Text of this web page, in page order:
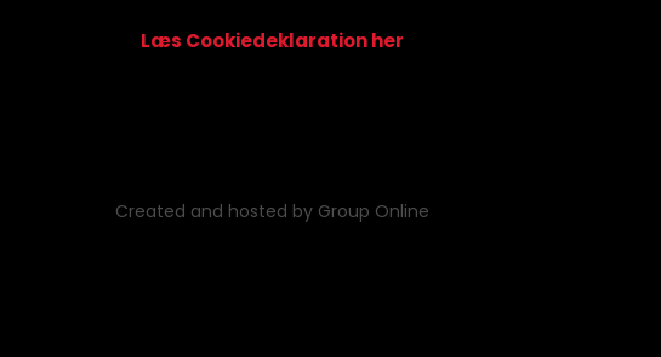
Læs Cookiedeklaration her​
Created and hosted by Group Online